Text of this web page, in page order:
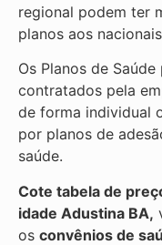
regional podem ter
planos aos
Os Planos de
contratados pela
de forma individual
por planos de
saúde.
Cote tabela de
idade Adustina BA,
os convênios de